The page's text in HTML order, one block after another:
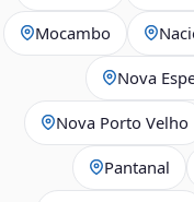
Mocambo
Nova
Nova Porto Velho
Pantanal